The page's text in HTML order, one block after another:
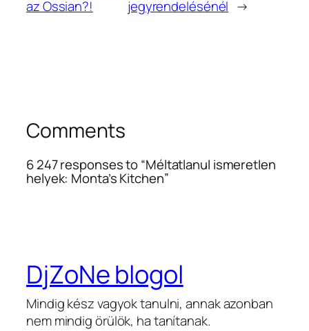
az Ossian?!
jegyrendelésénél →
Comments
6 247 responses to “Méltatlanul ismeretlen
helyek: Monta’s Kitchen”
DjZoNe blogol
Mindig kész vagyok tanulni, annak azonban
nem mindig örülök, ha tanítanak.